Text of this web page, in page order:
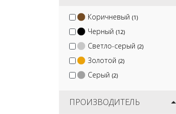
Коричневый (1)
Черный (12)
Светло-серый (2)
Золотой (2)
Серый (2)
ПРОИЗВОДИТЕЛЬ